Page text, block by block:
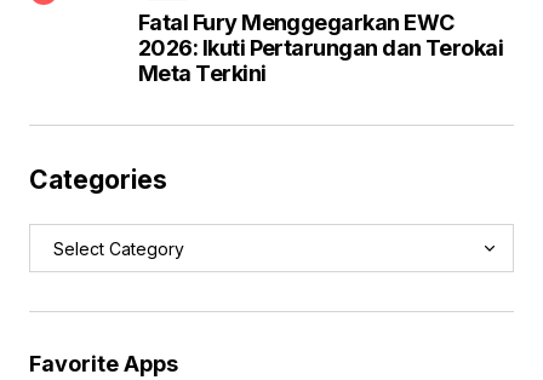
Fatal Fury Menggegarkan EWC
2026: Ikuti Pertarungan dan Terokai
Meta Terkini
Categories
Favorite Apps